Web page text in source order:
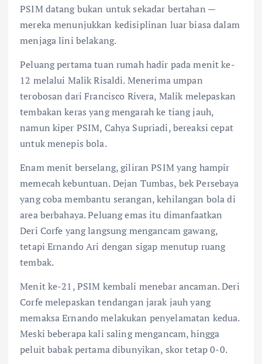
PSIM datang bukan untuk sekadar bertahan —
mereka menunjukkan kedisiplinan luar biasa dalam
menjaga lini belakang.
Peluang pertama tuan rumah hadir pada menit ke-
12 melalui Malik Risaldi. Menerima umpan
terobosan dari Francisco Rivera, Malik melepaskan
tembakan keras yang mengarah ke tiang jauh,
namun kiper PSIM, Cahya Supriadi, bereaksi cepat
untuk menepis bola.
Enam menit berselang, giliran PSIM yang hampir
memecah kebuntuan. Dejan Tumbas, bek Persebaya
yang coba membantu serangan, kehilangan bola di
area berbahaya. Peluang emas itu dimanfaatkan
Deri Corfe yang langsung mengancam gawang,
tetapi Ernando Ari dengan sigap menutup ruang
tembak.
Menit ke-21, PSIM kembali menebar ancaman. Deri
Corfe melepaskan tendangan jarak jauh yang
memaksa Ernando melakukan penyelamatan kedua.
Meski beberapa kali saling mengancam, hingga
peluit babak pertama dibunyikan, skor tetap 0-0.